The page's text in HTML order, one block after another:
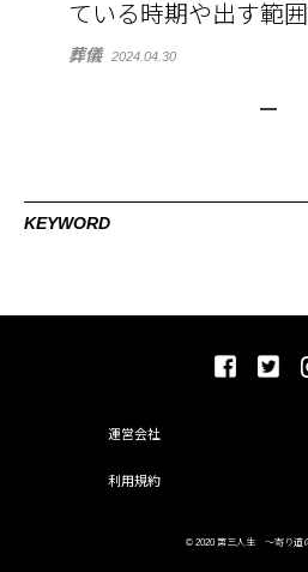
ている時期や出す範囲
葬儀 2024.04.30
KEYWORD
運営会社
利用規約
© 2020 第三人生 〜寄り道